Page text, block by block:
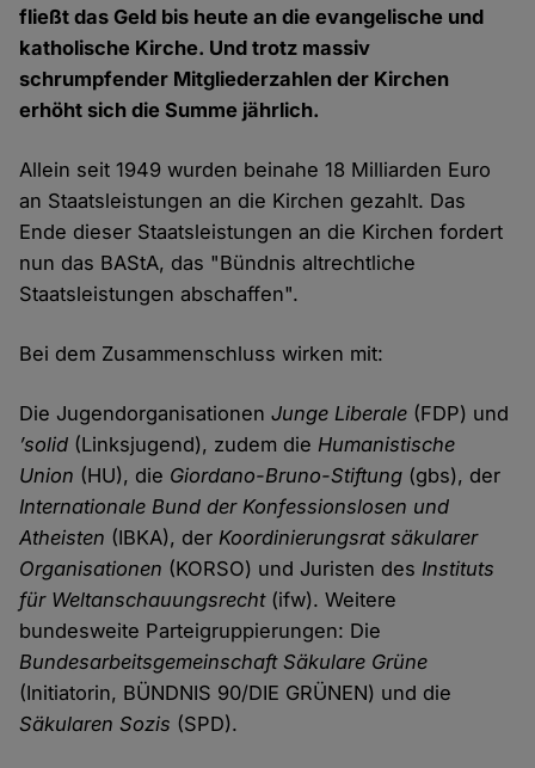
fließt das Geld bis heute an die evangelische und
katholische Kirche. Und trotz massiv
schrumpfender Mitgliederzahlen der Kirchen
erhöht sich die Summe jährlich.
Allein seit 1949 wurden beinahe 18 Milliarden Euro
an Staatsleistungen an die Kirchen gezahlt. Das
Ende dieser Staatsleistungen an die Kirchen fordert
nun das BAStA, das "Bündnis altrechtliche
Staatsleistungen abschaffen".
Bei dem Zusammenschluss wirken mit:
Die JugendorganisationenJunge Liberale (FDP) und
’solid (Linksjugend), zudem dieHumanistische
Union (HU), die Giordano-Bruno-Stiftung (gbs), der
Internationale Bund der Konfessionslosen und
Atheisten (IBKA), derKoordinierungsrat säkularer
Organisationen (KORSO) und Juristen desInstituts
für Weltanschauungsrecht(ifw). Weitere
bundesweite Parteigruppierungen: Die
Bundesarbeitsgemeinschaft Säkulare Grüne
(Initiatorin, BÜNDNIS 90/DIE GRÜNEN) und die
Säkularen Sozis (SPD).